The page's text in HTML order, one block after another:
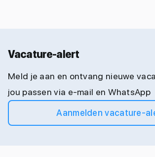
Vacature-alert
Meld je aan en ontvang nieuwe
jou passen via e-mail en WhatsApp
Aanmelden vacature-